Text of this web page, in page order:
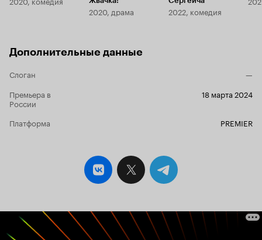
2020, драма 2022, комедия
Дополнительные данные
Слоган
—
Премьера в
России
18 марта 2024
Платформа PREMIER